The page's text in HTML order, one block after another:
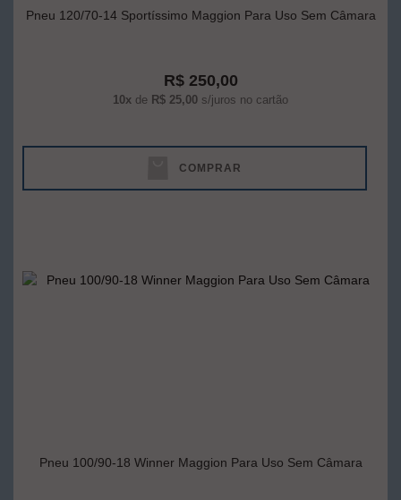
Pneu 120/70-14 Sportíssimo Maggion Para Uso Sem Câmara
R$ 250,00
10x de R$ 25,00 s/juros no cartão
COMPRAR
Pneu 100/90-18 Winner Maggion Para Uso Sem Câmara